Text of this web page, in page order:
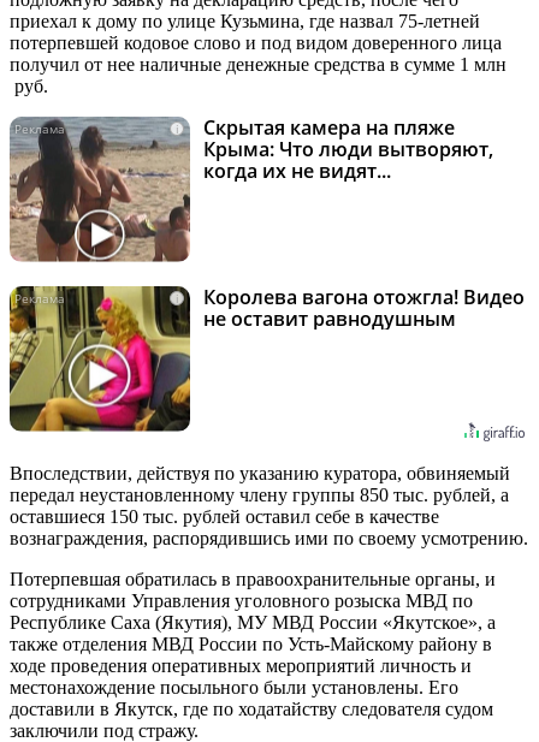
приехал к дому по улице Кузьмина, где назвал 75-летней
потерпевшей кодовое слово и под видом доверенного лица
получил от нее наличные денежные средства в сумме 1 млн
руб.
i
Скрытая камера на пляже
Крыма: Что люди вытворяют,
когда их не видят...
i
Королева вагона отожгла! Видео
не оставит равнодушным
Впоследствии, действуя по указанию куратора, обвиняемый
передал неустановленному члену группы 850 тыс. рублей, а
оставшиеся 150 тыс. рублей оставил себе в качестве
вознаграждения, распорядившись ими по своему усмотрению.
Потерпевшая обратилась в правоохранительные органы, и
сотрудниками Управления уголовного розыска МВД по
Республике Саха (Якутия), МУ МВД России «Якутское», а
также отделения МВД России по Усть-Майскому району в
ходе проведения оперативных мероприятий личность и
местонахождение посыльного были установлены. Его
доставили в Якутск, где по ходатайству следователя судом
заключили под стражу.